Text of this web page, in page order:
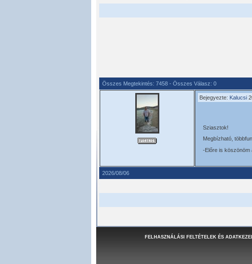
Összes Megtekintés: 7458 - Összes Válasz: 0
Bejegyezte: Kalucsi
Sziasztok!
Megbízható,
-Előre is köszönöm
2026/08/06
FELHASZNÁLÁSI FELTÉTELEK ÉS